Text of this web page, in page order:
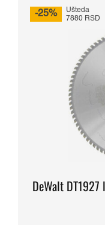
-25%
Ušteda
7880 RSD
DeWalt